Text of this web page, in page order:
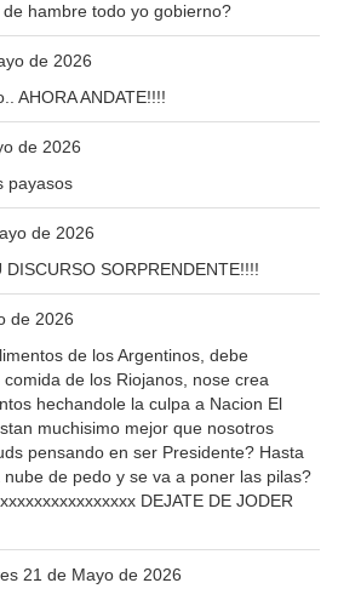
hambre todo yo gobierno?
de 2026
AHORA ANDATE!!!!
de 2026
payasos
de 2026
DISCURSO SORPRENDENTE!!!!
de 2026
de los Argentinos, debe
de los Riojanos, nose crea
hechandole la culpa a Nacion El
muchisimo mejor que nosotros
pensando en ser Presidente? Hasta
de pedo y se va a poner las pilas?
DEJATE DE JODER
21 de Mayo de 2026